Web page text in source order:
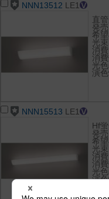
NNN13512 LE1
直
発
希
光
消
消
光
演
NNN15513 LE1
Hf
発
希
光
消
消
光
演